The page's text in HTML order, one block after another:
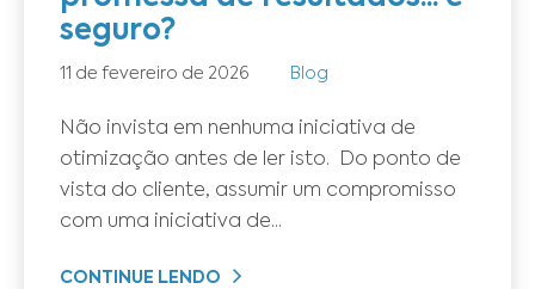
seguro?
11 de fevereiro de 2026 Blog
Não invista em nenhuma iniciativa de
otimização antes de ler isto. Do ponto de
vista do cliente, assumir um compromisso
com uma iniciativa de...
CONTINUE LENDO